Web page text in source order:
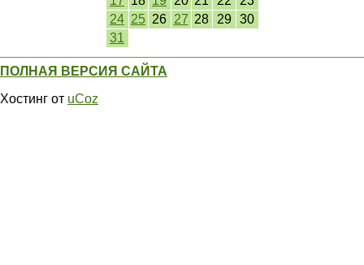
24 25 26 27 28 29
30
31
ПОЛНАЯ ВЕРСИЯ САЙТА
Хостинг от uCoz